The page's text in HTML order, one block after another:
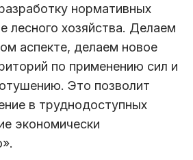
нормативных
лесного хозяйства. Делаем
аспекте, делаем новое
по применению сил и
Это позволит
в труднодоступных
экономически